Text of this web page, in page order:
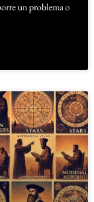
un problema o